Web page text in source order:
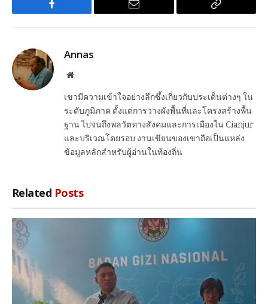
Facebook Email
Copy
Annas
Website
เขามีความเข้าใจอย่างลึกซึ้งเกี่ยวกับประเด็นต่างๆ ใน
ระดับภูมิภาค ตั้งแต่การวางผังพื้นที่และโครงสร้างพื้น
ฐาน ไปจนถึงพลวัตทางสังคมและการเมืองใน Cianjur
และบริเวณโดยรอบ งานเขียนของเขาถือเป็นแหล่ง
ข้อมูลหลักสำหรับผู้อ่านในท้องถิ่น
Related Posts